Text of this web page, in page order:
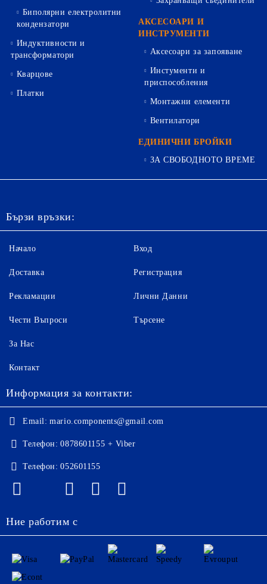
Биполярни електролитни
кондензатори
Индуктивности и
трансформатори
Кварцове
Платки
АКСЕСОАРИ И
ИНСТРУМЕНТИ
Аксесоари за запояване
Инстументи и
приспособления
Монтажни елементи
Вентилатори
ЕДИНИЧНИ БРОЙКИ
ЗА СВОБОДНОТО ВРЕМЕ
Бързи връзки:
Начало
Доставка
Рекламации
Чести Въпроси
Вход
Регистрация
Лични Данни
Търсене
За Нас
Контакт
Информация за контакти:
Email: mario.components@gmail.com
Телефон: 0878601155 + Viber
Телефон: 052601155
Ние работим с